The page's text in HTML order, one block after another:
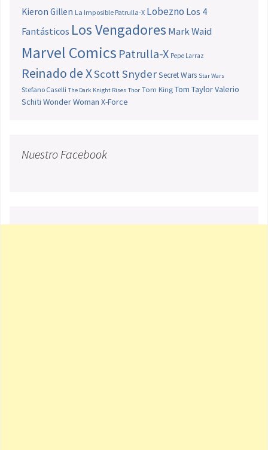
Kieron Gillen La Imposible Patrulla-X Lobezno Los 4
Fantásticos Los Vengadores Mark Waid
Marvel Comics Patrulla-X Pepe Larraz
Reinado de XScott SnyderSecret Wars Star Wars
Stefano Caselli The Dark Knight Rises Thor Tom King Tom TaylorValerio
Schiti Wonder Woman X-Force
Nuestro Facebook